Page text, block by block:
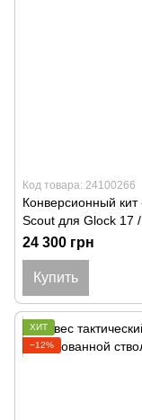
Код товара: 24100266
Конверсионный кит
Scout для Glock 17
24 300 грн
Купить
ХИТ
−12%